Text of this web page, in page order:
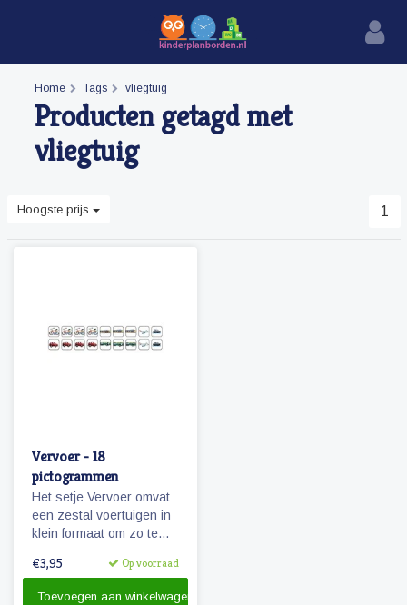
Home Tags vliegtuig
Producten getagd met
vliegtuig
Hoogste prijs 1
Vervoer - 18
pictogrammen
Het setje Vervoer omvat
een zestal voertuigen in
klein formaat om zo te
pictogrammen en
€3,95 Op voorraad
Toevoegen aan winkelwagen